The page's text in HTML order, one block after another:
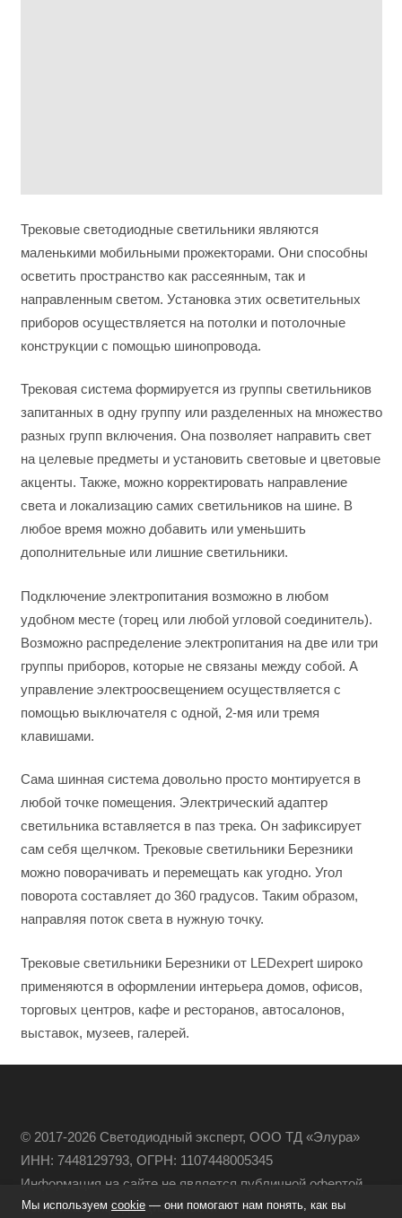
Трековые светодиодные светильники являются
маленькими мобильными прожекторами. Они способны
осветить пространство как рассеянным, так и
направленным светом. Установка этих осветительных
приборов осуществляется на потолки и потолочные
конструкции с помощью шинопровода.
Трековая система формируется из группы светильников
запитанных в одну группу или разделенных на множество
разных групп включения. Она позволяет направить свет
на целевые предметы и установить световые и цветовые
акценты. Также, можно корректировать направление
света и локализацию самих светильников на шине. В
любое время можно добавить или уменьшить
дополнительные или лишние светильники.
Подключение электропитания возможно в любом
удобном месте (торец или любой угловой соединитель).
Возможно распределение электропитания на две или три
группы приборов, которые не связаны между собой. А
управление электроосвещением осуществляется с
помощью выключателя с одной, 2-мя или тремя
клавишами.
Сама шинная система довольно просто монтируется в
любой точке помещения. Электрический адаптер
светильника вставляется в паз трека. Он зафиксирует
сам себя щелчком. Трековые светильники Березники
можно поворачивать и перемещать как угодно. Угол
поворота составляет до 360 градусов. Таким образом,
направляя поток света в нужную точку.
Трековые светильники Березники от LEDexpert широко
применяются в оформлении интерьера домов, офисов,
торговых центров, кафе и ресторанов, автосалонов,
выставок, музеев, галерей.
© 2017-2026 Светодиодный эксперт, ООО ТД «Элура»
ИНН: 7448129793, ОГРН: 1107448005345
Информация на сайте не является публичной офертой
Политика конфиденциальности
Мы используем cookie — они помогают нам понять, как вы